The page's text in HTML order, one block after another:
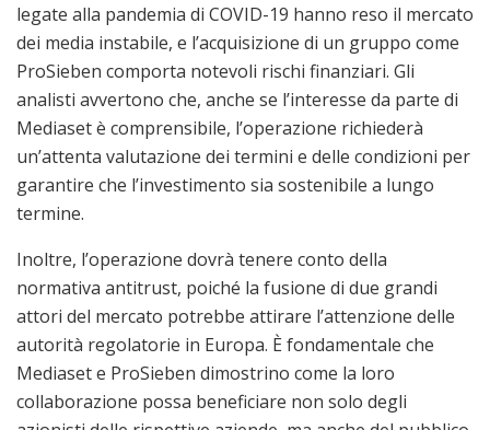
legate alla pandemia di COVID-19 hanno reso il mercato
dei media instabile, e l’acquisizione di un gruppo come
ProSieben comporta notevoli rischi finanziari. Gli
analisti avvertono che, anche se l’interesse da parte di
Mediaset è comprensibile, l’operazione richiederà
un’attenta valutazione dei termini e delle condizioni per
garantire che l’investimento sia sostenibile a lungo
termine.
Inoltre, l’operazione dovrà tenere conto della
normativa antitrust, poiché la fusione di due grandi
attori del mercato potrebbe attirare l’attenzione delle
autorità regolatorie in Europa. È fondamentale che
Mediaset e ProSieben dimostrino come la loro
collaborazione possa beneficiare non solo degli